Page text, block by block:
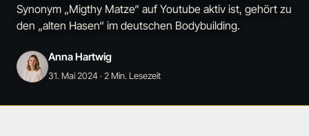
Synonym „Migthy Matze“ auf Youtube aktiv ist, gehört zu
den „alten Hasen“ im deutschen Bodybuilding.
Anna Hartwig
31. Mai 2024· 2 Min. Lesezeit